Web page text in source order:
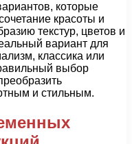
которые
красоты и
текстур, цветов и
вариант для
классика или
выбор
и стильным.